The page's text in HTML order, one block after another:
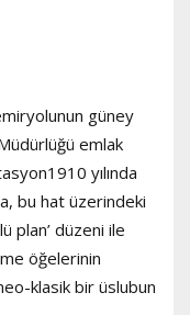
güney
emlak
yılında
bu hat üzerindeki
plan’ düzeni ile
öğelerinin
klasik bir üslubun